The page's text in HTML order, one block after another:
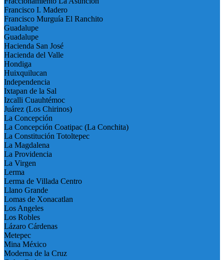
Francisco I. Madero
Francisco Murguía El Ranchito
Guadalupe
Guadalupe
Hacienda San José
Hacienda del Valle
Hondiga
Huixquilucan
Independencia
Ixtapan de la Sal
Izcalli Cuauhtémoc
Juárez (Los Chirinos)
La Concepción
La Concepción Coatipac (La Conchita)
La Constitución Totoltepec
La Magdalena
La Providencia
La Virgen
Lerma
Lerma de Villada Centro
Llano Grande
Lomas de Xonacatlan
Los Angeles
Los Robles
Lázaro Cárdenas
Metepec
Mina México
Moderna de la Cruz